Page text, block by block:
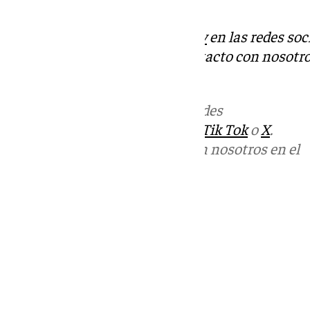
101Tven las redes
. Puedes ponerte en contacto con
en las redes
Tik TokoX.
Puedes ponerte en contacto con nosotros en el